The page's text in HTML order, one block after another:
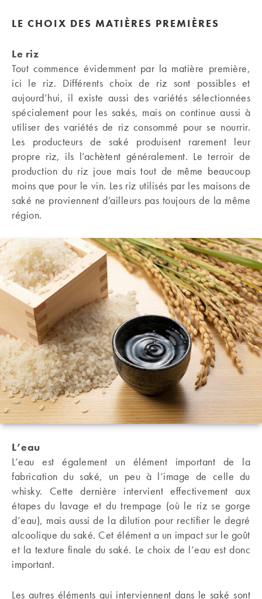
LE CHOIX DES MATIÈRES PREMIÈRES
Le riz
Tout commence évidemment par la matière première,
ici le riz. Différents choix de riz sont possibles et
aujourd’hui, il existe aussi des variétés sélectionnées
spécialement pour les sakés, mais on continue aussi à
utiliser des variétés de riz consommé pour se nourrir.
Les producteurs de saké produisent rarement leur
propre riz, ils l’achètent généralement. Le terroir de
production du riz joue mais tout de même beaucoup
moins que pour le vin. Les riz utilisés par les maisons de
saké ne proviennent d’ailleurs pas toujours de la même
région.
L’eau
L’eau est également un élément important de la
fabrication du saké, un peu à l’image de celle du
whisky. Cette dernière intervient effectivement aux
étapes du lavage et du trempage (où le riz se gorge
d’eau), mais aussi de la dilution pour rectifier le degré
alcoolique du saké. Cet élément a un impact sur le goût
et la texture finale du saké. Le choix de l’eau est donc
important.
Les autres éléments qui interviennent dans le saké sont